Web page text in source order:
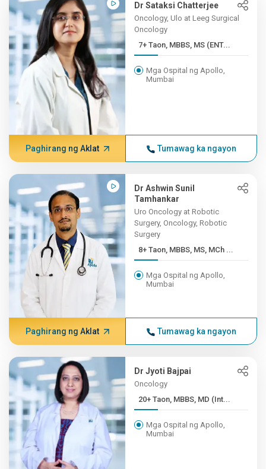
Dr Sataksi Chatterjee
Oncology, Ulo at Leeg Surgical
Oncology
7+ Taon, MBBS, MS (ENT...
Mga Ospital ng Apollo,
Mumbai
Paghirang ng Aklat Tumawag ka ngayon
Dr Ashwin Sunil
Tamhankar
Uro Oncology at Robotic
Surgery, Oncology, Robotic
Surgery
8+ Taon, MBBS, MS, MCh ...
Mga Ospital ng Apollo,
Mumbai
Paghirang ng Aklat Tumawag ka ngayon
Dr Jyoti Bajpai
Oncology
20+ Taon, MBBS, MD (Int...
Mga Ospital ng Apollo,
Mumbai